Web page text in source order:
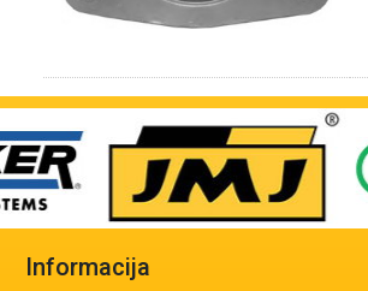
Informacija